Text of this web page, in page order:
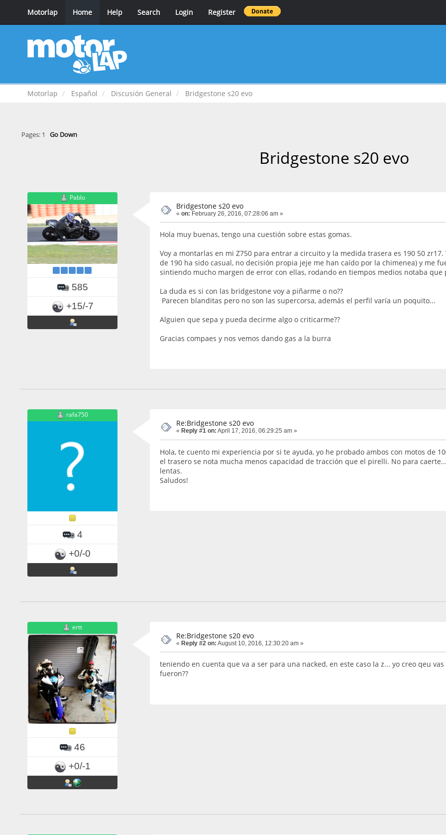
Motorlap Home Help Search Login Register
Motorlap Español Discusión General Bridgestone s20 evo
Pages: 1 Go Down
Bridgestone s20 evo
Pablo
585
+15/-7
Bridgestone s20 evo
« on: February 26, 2016, 07:28:06 am »
Hola muy buenas, tengo una cuestión sobre estas gomas.
Voy a montarlas en mi Z750 para entrar a circuito y la medida trasera es 190 50
de 190 ha sido casual, no decisión propia jeje me han caído por la chimenea) y me
sintiendo mucho margen de error con ellas, rodando en tiempos medios notaba que
La duda es si con las bridgestone voy a piñarme o no??
Parecen blanditas pero no son las supercorsa, además el perfil varía un poquito...
Alguien que sepa y pueda decirme algo o criticarme??
Gracias compaes y nos vemos dando gas a la burra
rafa750
4
+0/-0
Re:Bridgestone s20 evo
« Reply #1 on: April 17, 2016, 06:29:25 am »
Hola, te cuento mi experiencia por si te ayuda, yo he probado ambos con motos de
el trasero se nota mucha menos capacidad de tracción que el pirelli. No para
lentas.
Saludos!
ertt
46
+0/-1
Re:Bridgestone s20 evo
« Reply #2 on: August 10, 2016, 12:30:20 am »
teniendo en cuenta que va a ser para una nacked, en este caso la z... yo creo qeu
fueron??